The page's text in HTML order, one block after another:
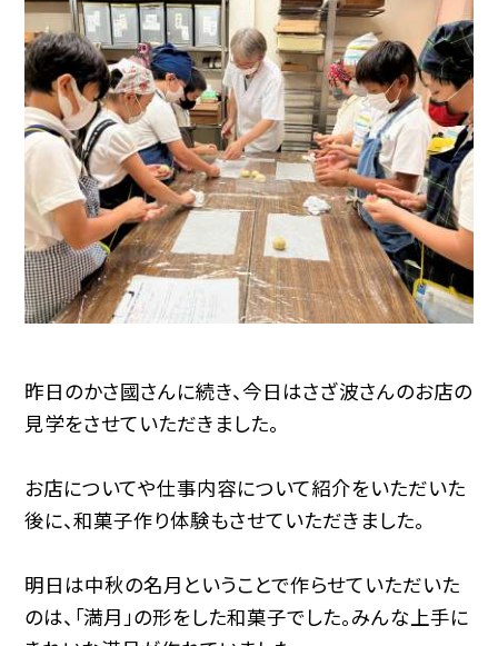
昨日のかさ國さんに続き、今日はさざ波さんのお店の
見学をさせていただきました。
お店についてや仕事内容について紹介をいただいた
後に、和菓子作り体験もさせていただきました。
明日は中秋の名月ということで作らせていただいた
のは、「満月」の形をした和菓子でした。みんな上手に